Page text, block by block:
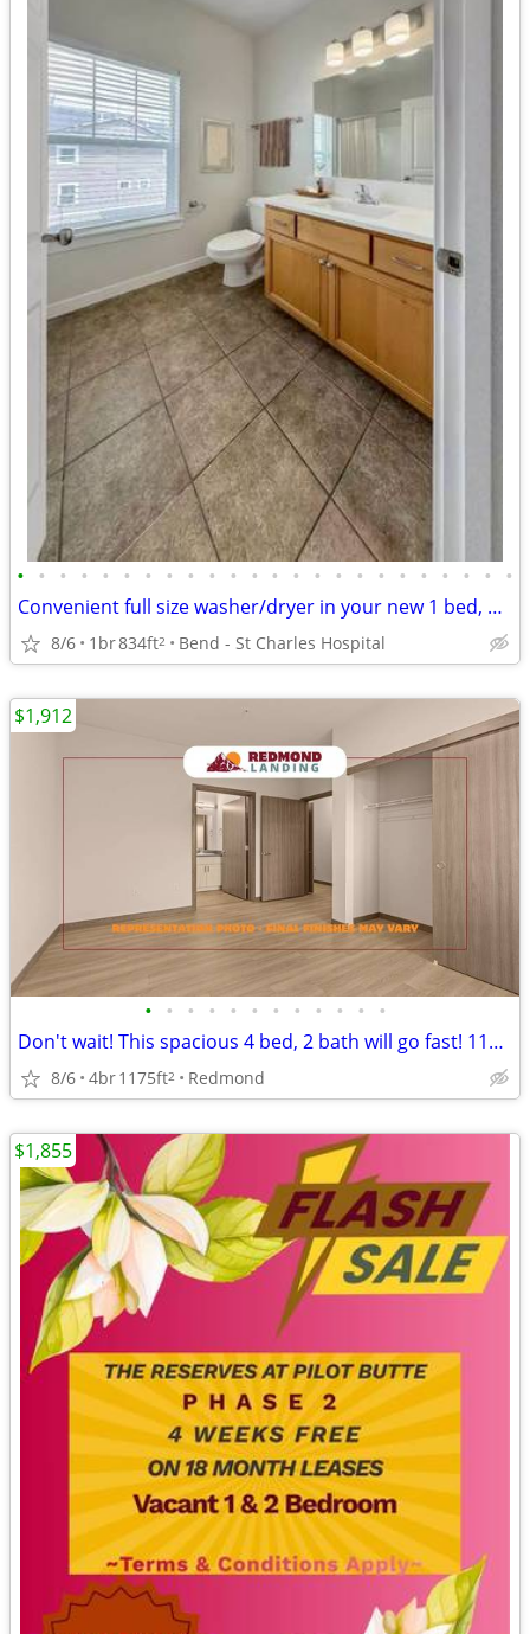
• • • • • • • • • • • • • • • • • • • • • • • •
Convenient full size washer/dryer in your new 1 bed, 1 bath!
8/6 1br834ft2 Bend - St Charles Hospital
• • • • • • • • • • • •
Don't wait! This spacious 4 bed, 2 bath will go fast! 1175 Sq Ft!
8/6 4br1175ft2 Redmond
$1,912
$1,855